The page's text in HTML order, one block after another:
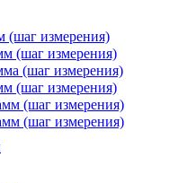
(шаг измерения)
(шаг измерения)
(шаг измерения)
(шаг измерения)
(шаг измерения)
(шаг измерения)